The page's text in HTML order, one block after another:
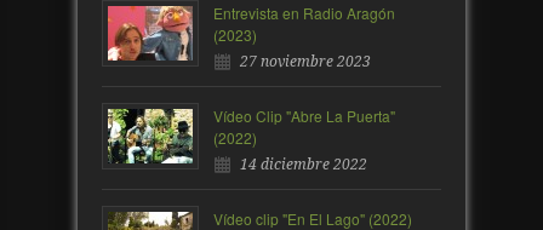
Entrevista en Radio Aragón
(2023)
27 noviembre 2023
Vídeo Clip "Abre La Puerta"
(2022)
14 diciembre 2022
Vídeo clip "En El Lago" (2022)